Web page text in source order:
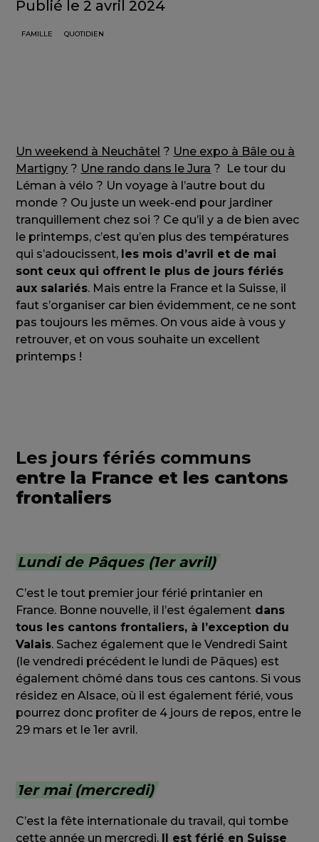
Publié le 2 avril 2024
FAMILLE QUOTIDIEN
Un weekend à Neuchâtel ? Une expo à Bâle ou à
Martigny ? Une rando dans le Jura ? Le tour du
Léman à vélo ? Un voyage à l’autre bout du
monde ? Ou juste un week-end pour jardiner
tranquillement chez soi ? Ce qu’il y a de bien avec
le printemps, c’est qu’en plus des températures
qui s’adoucissent, les mois d’avril et de mai
sont ceux qui offrent le plus de jours fériés
aux salariés. Mais entre la France et la Suisse, il
faut s’organiser car bien évidemment, ce ne sont
pas toujours les mêmes. On vous aide à vous y
retrouver, et on vous souhaite un excellent
printemps !
Les jours fériés communs
entre la France et les cantons
frontaliers
Lundi de Pâques (1er avril)
C’est le tout premier jour férié printanier en
France. Bonne nouvelle, il l’est également dans
tous les cantons frontaliers, à l’exception du
Valais. Sachez également que le Vendredi Saint
(le vendredi précédent le lundi de Pâques) est
également chômé dans tous ces cantons. Si vous
résidez en Alsace, où il est également férié, vous
pourrez donc profiter de 4 jours de repos, entre le
29 mars et le 1er avril.
1er mai (mercredi)
C’est la fête internationale du travail, qui tombe
cette année un mercredi. Il est férié en Suisse